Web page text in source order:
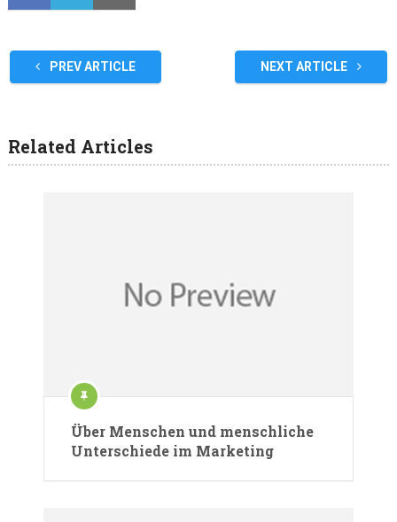
PREV ARTICLE NEXT ARTICLE
Related Articles
Über Menschen und menschliche
Unterschiede im Marketing